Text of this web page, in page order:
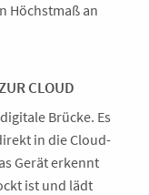
Höchstmaß an
CLOUD
Brücke. Es
in die Cloud-
Gerät erkennt
ist und lädt